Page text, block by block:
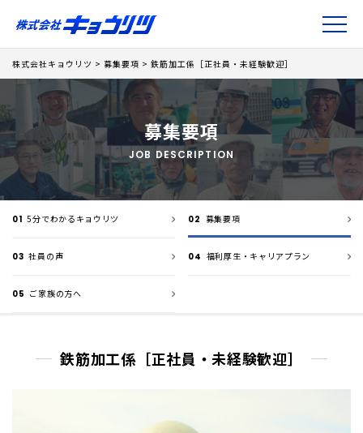
株式会社キョウリツ > 募集要項 > 鉄筋加工係［正社員・未経験歓迎］
募集要項
JOB DESCRIPTION
01 5分でわかるキョウリツ 02 募集要項
03 社員の声 04 福利厚生・キャリアプラン
05 ご家族の方へ
鉄筋加工係［正社員・未経験歓迎］